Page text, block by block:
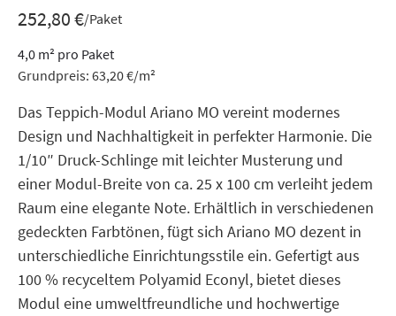
252,80€/Paket
4,0 m² pro Paket
Grundpreis: 63,20€/m²
Das Teppich-Modul Ariano MO vereint modernes
Design und Nachhaltigkeit in perfekter Harmonie. Die
1/10″ Druck-Schlinge mit leichter Musterung und
einer Modul-Breite von ca. 25 x 100 cm verleiht jedem
Raum eine elegante Note. Erhältlich in verschiedenen
gedeckten Farbtönen, fügt sich Ariano MO dezent in
unterschiedliche Einrichtungsstile ein. Gefertigt aus
100 % recyceltem Polyamid Econyl, bietet dieses
Modul eine umweltfreundliche und hochwertige